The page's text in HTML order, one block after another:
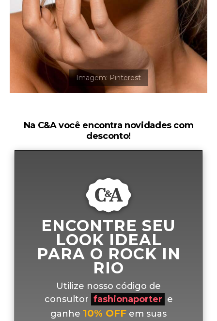
Na C&A você encontra novidades com
desconto!
ENCONTRE SEU
LOOK IDEAL
PARA O ROCK IN
RIO
Utilize nosso código de
consultor fashionaporter e
ganhe 10% OFF em suas